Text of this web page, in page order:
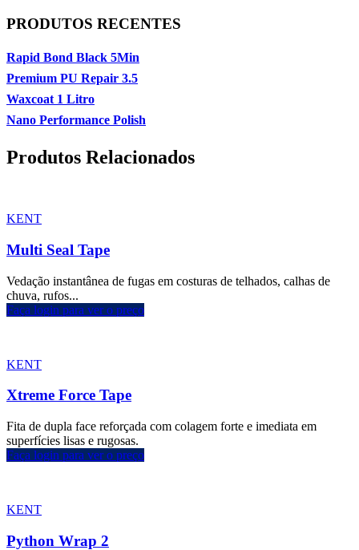
PRODUTOS RECENTES
Rapid Bond Black 5Min
Premium PU Repair 3.5
Waxcoat 1 Litro
Nano Performance Polish
Produtos Relacionados
KENT
Multi Seal Tape
Vedação instantânea de fugas em costuras de telhados, calhas de
chuva, rufos...
Faça login para ver o preço
KENT
Xtreme Force Tape
Fita de dupla face reforçada com colagem forte e imediata em
superfícies lisas e rugosas.
Faça login para ver o preço
KENT
Python Wrap 2